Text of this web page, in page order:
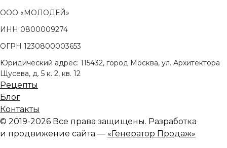
ООО «МОЛОДЕЙ»
ИНН 0800009274
ОГРН 1230800003653
Юридический адрес: 115432, город Москва, ул. Архитектора
Щусева, д. 5 к. 2, кв. 12
Рецепты
Блог
Контакты
© 2019-2026 Все права защищены. Разработка
и продвижение сайта — «Генератор Продаж»